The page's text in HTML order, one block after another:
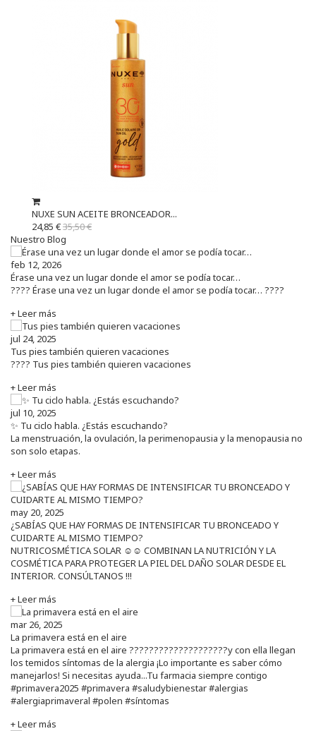
NUXE SUN ACEITE BRONCEADOR...
24,85 €35,50 €
Nuestro Blog
feb 12, 2026
Érase una vez un lugar donde el amor se podía tocar…
???? Érase una vez un lugar donde el amor se podía tocar… ????
+ Leer más
jul 24, 2025
Tus pies también quieren vacaciones
???? Tus pies también quieren vacaciones
+ Leer más
jul 10, 2025
✨ Tu ciclo habla. ¿Estás escuchando?
La menstruación, la ovulación, la perimenopausia y la menopausia no
son solo etapas.
+ Leer más
may 20, 2025
¿SABÍAS QUE HAY FORMAS DE INTENSIFICAR TU BRONCEADO Y
CUIDARTE AL MISMO TIEMPO?
NUTRICOSMÉTICA SOLAR ☺️☺️ COMBINAN LA NUTRICIÓN Y LA
COSMÉTICA PARA PROTEGER LA PIEL DEL DAÑO SOLAR DESDE EL
INTERIOR. CONSÚLTANOS !!!
+ Leer más
mar 26, 2025
La primavera está en el aire
La primavera está en el aire ????????????????????y con ella llegan
los temidos síntomas de la alergia ¡Lo importante es saber cómo
manejarlos! Si necesitas ayuda...Tu farmacia siempre contigo
#primavera2025 #primavera #saludybienestar #alergias
#alergiaprimaveral #polen #síntomas
+ Leer más